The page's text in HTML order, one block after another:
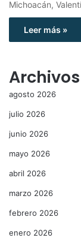
Michoacán,
Leer más »
Archivos
agosto 2026
julio 2026
junio 2026
mayo 2026
abril 2026
marzo 2026
febrero 2026
enero 2026